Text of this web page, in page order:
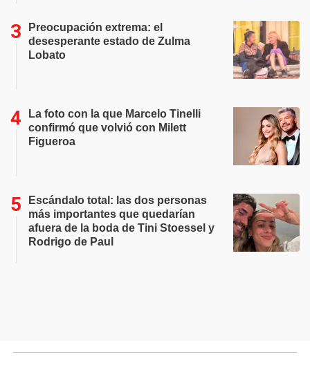
Preocupación extrema: el
desesperante estado de Zulma
Lobato
La foto con la que Marcelo Tinelli
confirmó que volvió con Milett
Figueroa
Escándalo total: las dos personas
más importantes que quedarían
afuera de la boda de Tini Stoessel y
Rodrigo de Paul